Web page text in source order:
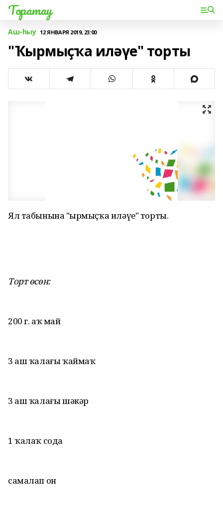
Торатау
Аш-һыу 12 ЯНВАРЯ 2019, 23:00
"Ҡырмыҫҡа иләүе" торты
Ял табынына "Ҡырмыҫҡа иләүе" торты.
Торт өсөн:
200 г. аҡ май
3 аш ҡалағы ҡаймаҡ
3 аш ҡалағы шәкәр
1 ҡалаҡ сода
самалап он